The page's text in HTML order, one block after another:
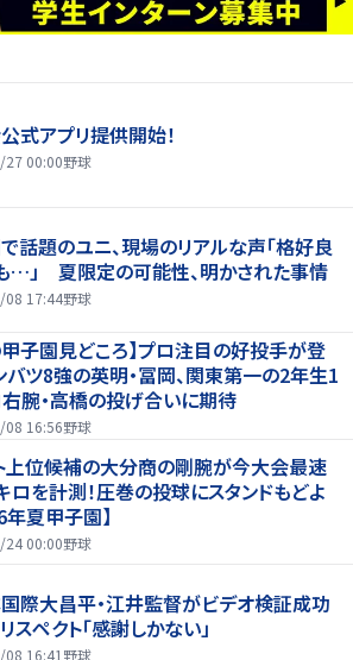
式アプリ提供開始！
00:00野球
話題のユニ、現場のリアルな声「格好良
…」 夏限定の可能性、明かされた事情
17:44野球
甲子園見どころ】プロ注目の好投手が登
バツ8強の英明・冨岡、関東第一の2年生1
腕・高橋の投げ合いに期待
16:56野球
上位候補の大分商の剛腕が今大会最速
ロを計測！圧巻の投球にスタンドもどよ
年夏甲子園】
00:00野球
際大昌平・江井監督がビデオ検証成功
スペクト「感謝しかない」
16:41 野球